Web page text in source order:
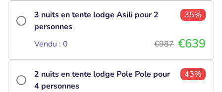
3 nuits en tente lodge Asili pour 2
personnes
35%
Vendu : 0 €987 €639
2 nuits en tente lodge Pole Pole pour
4 personnes
43%